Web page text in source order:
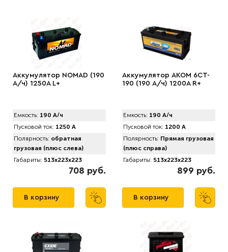
Аккумулятор NOMAD (190
А/ч) 1250A L+
Емкость: 190 А/ч
Пусковой ток: 1250 А
Полярность: обратная
грузовая (плюс слева)
Габариты: 513x223x223
708 руб.
В корзину
Аккумулятор AKOM 6CT-
190 (190 А/ч) 1200А R+
Емкость: 190 А/ч
Пусковой ток: 1200 А
Полярность: Прямая грузовая
(плюс справа)
Габариты: 513x223x223
899 руб.
В корзину